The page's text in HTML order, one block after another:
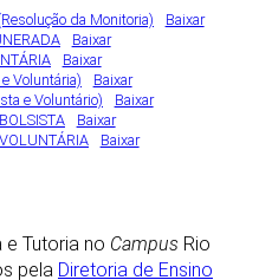
da Monitoria)
Baixar
Baixar
Baixar
Voluntária)
Baixar
e Voluntário)
Baixar
Baixar
Baixar
Tutoria no Campus Rio
pela Diretoria de Ensino